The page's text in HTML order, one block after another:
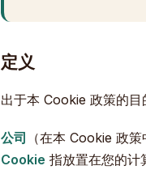
定义
出于本 Cookie 政策的目
公司
（在本 Cookie 政
Cookie 指放置在您的计